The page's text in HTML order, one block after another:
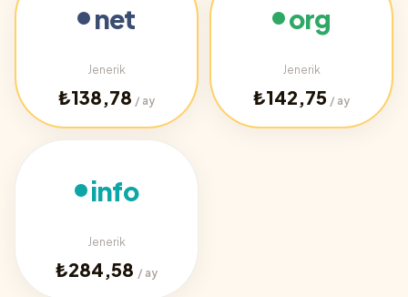
net
Jenerik
₺138,78 / ay
org
Jenerik
₺142,75 / ay
info
Jenerik
₺284,58 / ay